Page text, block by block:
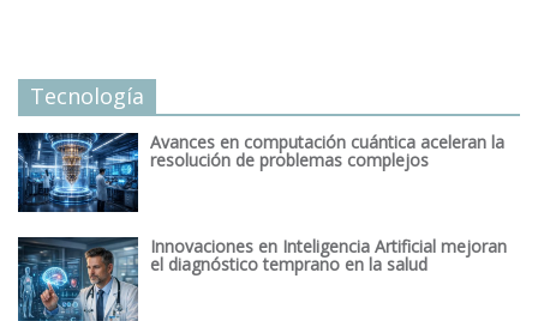
Tecnología
Avances en computación cuántica aceleran la
resolución de problemas complejos
Innovaciones en Inteligencia Artificial mejoran
el diagnóstico temprano en la salud